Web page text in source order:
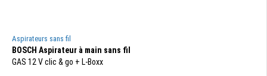
Aspirateurs sans fil
BOSCH Aspirateur à main sans fil
GAS 12 V clic & go + L-Boxx